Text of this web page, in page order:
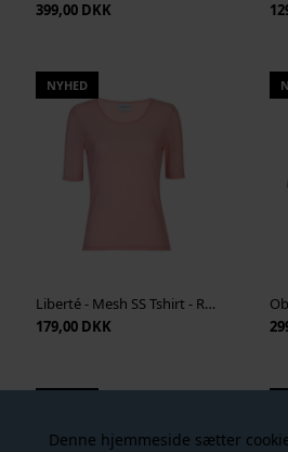
Denne hjemmeside sætter
399,00 DKK
NYHED
Liberté - Mesh SS Tshirt - Rose
179,00 DKK